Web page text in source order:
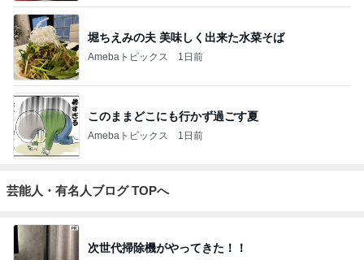
堀ちえみの夫 美味しく出来た水菜そば
Amebaトピックス 1日前
このままどこにも行かず過ごす夏
Amebaトピックス 1日前
芸能人・有名人ブログ TOPへ
次世代掃除機がやってきた！！